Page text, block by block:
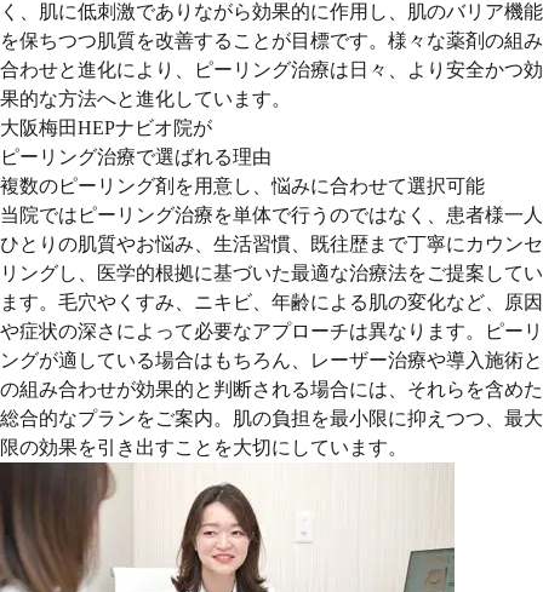
く、肌に低刺激でありながら効果的に作用し、肌のバリア機能
を保ちつつ肌質を改善することが目標です。様々な薬剤の組み
合わせと進化により、ピーリング治療は日々、より安全かつ効
果的な方法へと進化しています。
大阪梅田HEPナビオ院が
ピーリング治療で選ばれる理由
複数のピーリング剤を用意し、悩みに合わせて選択可能
当院ではピーリング治療を単体で行うのではなく、患者様一人
ひとりの肌質やお悩み、生活習慣、既往歴まで丁寧にカウンセ
リングし、医学的根拠に基づいた最適な治療法をご提案してい
ます。毛穴やくすみ、ニキビ、年齢による肌の変化など、原因
や症状の深さによって必要なアプローチは異なります。ピーリ
ングが適している場合はもちろん、レーザー治療や導入施術と
の組み合わせが効果的と判断される場合には、それらを含めた
総合的なプランをご案内。肌の負担を最小限に抑えつつ、最大
限の効果を引き出すことを大切にしています。